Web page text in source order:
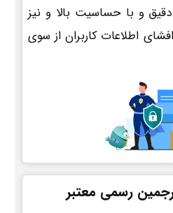
و با حساسیت بالا و نیز
اطلاعات کاربران از سوی
رسمی معتبر